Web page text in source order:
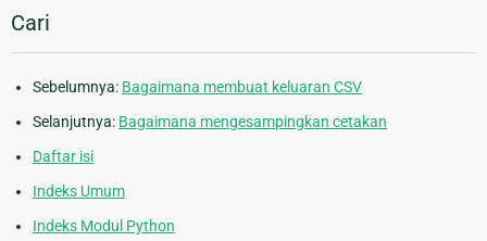
Cari
Sebelumnya: Bagaimana membuat keluaran CSV
Selanjutnya: Bagaimana mengesampingkan cetakan
Daftar isi
Indeks Umum
Indeks Modul Python